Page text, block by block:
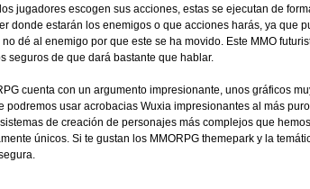
jugadores escogen sus acciones, estas se ejecutan de
donde estarán los enemigos o que acciones harás, ya que
dé al enemigo por que este se ha movido. Este MMO
seguros de que dará bastante que hablar.
cuenta con un argumento impresionante, unos gráficos
podremos usar acrobacias Wuxia impresionantes al más
de creación de personajes más complejos que
únicos. Si te gustan los MMORPG themepark y la